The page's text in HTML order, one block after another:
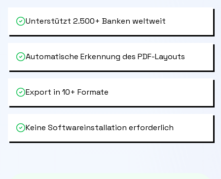
Unterstützt 2.500+ Banken weltweit
Automatische Erkennung des PDF-Layouts
Export in 10+ Formate
Keine Softwareinstallation erforderlich